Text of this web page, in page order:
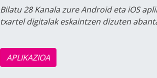
Bilatu 28 Kanala zure Android eta iOS
txartel digitalak eskaintzen dizuten
APLIKAZIOA